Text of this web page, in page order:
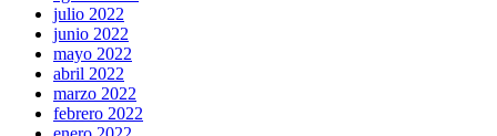
julio 2022
junio 2022
mayo 2022
abril 2022
marzo 2022
febrero 2022